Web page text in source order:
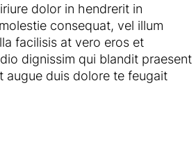
dolor in hendrerit in
consequat, vel illum
facilisis at vero eros et
dignissim qui blandit praesent
augue duis dolore te feugait